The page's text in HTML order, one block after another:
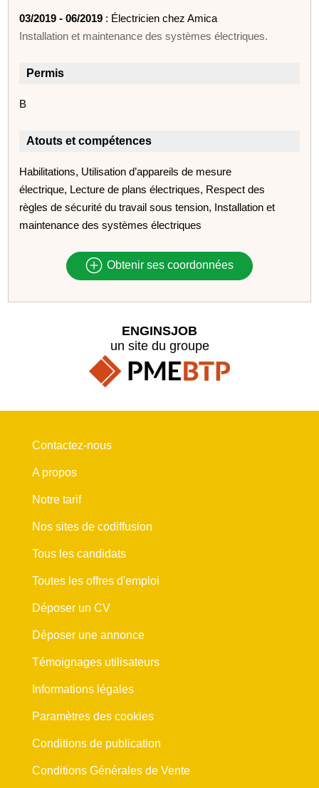
03/2019 - 06/2019 : Électricien chez Amica
Installation et maintenance des systèmes électriques.
Permis
B
Atouts et compétences
Habilitations, Utilisation d’appareils de mesure
électrique, Lecture de plans électriques, Respect des
règles de sécurité du travail sous tension, Installation et
maintenance des systèmes électriques
Obtenir ses coordonnées
ENGINSJOB
un site du groupe
Contactez-nous
A propos
Notre tarif
Nos sites de codiffusion
Tous les candidats
Toutes les offres d'emploi
Déposer un CV
Déposer une annonce
Témoignages utilisateurs
Informations légales
Paramètres des cookies
Conditions de publication
Conditions Générales de Vente